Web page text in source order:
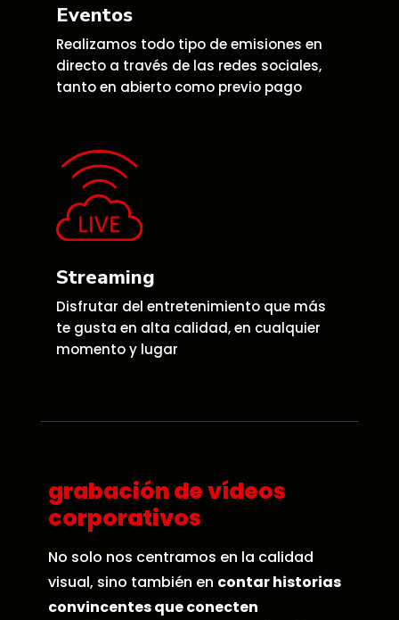
Eventos
Realizamos todo tipo de emisiones en
directo a través de las redes sociales,
tanto en abierto como previo pago
Streaming
Disfrutar del entretenimiento que más
te gusta en alta calidad, en cualquier
momento y lugar
grabación de vídeos
corporativos
No solo nos centramos en la calidad
visual, sino también en contar historias
convincentes que conecten